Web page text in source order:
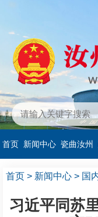
首页 新闻中心 瓷曲汝州
首页 > 新闻中心 > 国
习近平同苏